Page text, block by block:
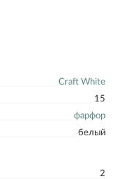
Craft White
15
фарфор
белый
2